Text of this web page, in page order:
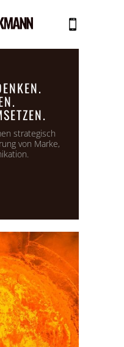
strategisch
von Marke,